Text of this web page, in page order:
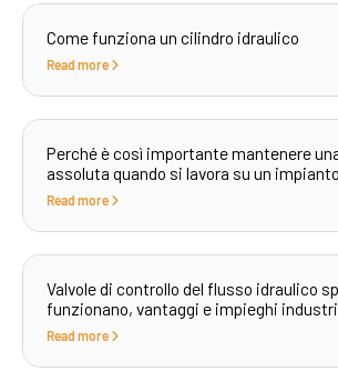
Come funziona un cilindro idraulico
Read more
Perché è così importante mantenere
assoluta quando si lavora su un
Read more
Valvole di controllo del flusso idraulico
funzionano, vantaggi e impieghi
Read more